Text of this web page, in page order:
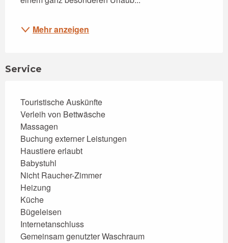
Mehr anzeigen
Service
Touristische Auskünfte
Verleih von Bettwäsche
Massagen
Buchung externer Leistungen
Haustiere erlaubt
Babystuhl
Nicht Raucher-Zimmer
Heizung
Küche
Bügeleisen
Internetanschluss
Gemeinsam genutzter Waschraum